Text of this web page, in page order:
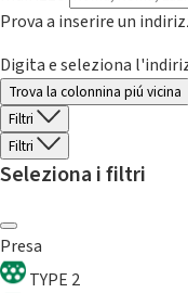
Prova a inserire un
Digita e seleziona
Trova la colonnina piú vicina
Filtri
Filtri
Seleziona i filtri
Presa
TYPE 2